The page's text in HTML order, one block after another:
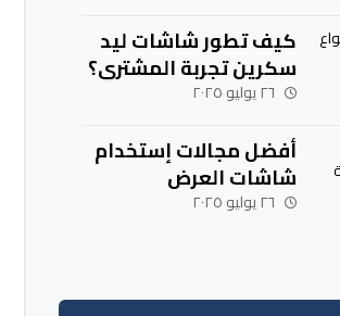
كيف تطور شاشات ليد
سكرين تجربة المشتري؟
٢٦ يوليو ٢٠٢٥
أفضل مجالات إستخدام
شاشات العرض
الإلكترونية والإعلانية
٢٦ يوليو ٢٠٢٥